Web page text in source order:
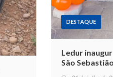
DESTAQUE
Ledur
São